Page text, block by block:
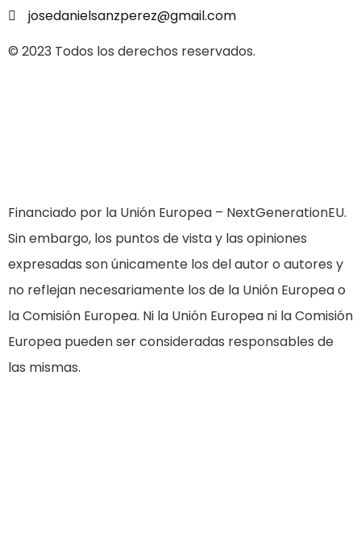
josedanielsanzperez@gmail.com
© 2023 Todos los derechos reservados.
Financiado por la Unión Europea – NextGenerationEU.
Sin embargo, los puntos de vista y las opiniones
expresadas son únicamente los del autor o autores y
no reflejan necesariamente los de la Unión Europea o
la Comisión Europea. Ni la Unión Europea ni la Comisión
Europea pueden ser consideradas responsables de
las mismas.